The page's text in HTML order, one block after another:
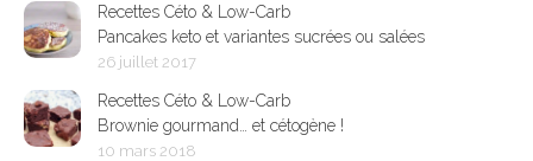
Recettes Céto & Low-Carb
Pancakes keto et variantes sucrées ou salées
26 juillet 2017
Recettes Céto & Low-Carb
Brownie gourmand… et cétogène !
10 mars 2018